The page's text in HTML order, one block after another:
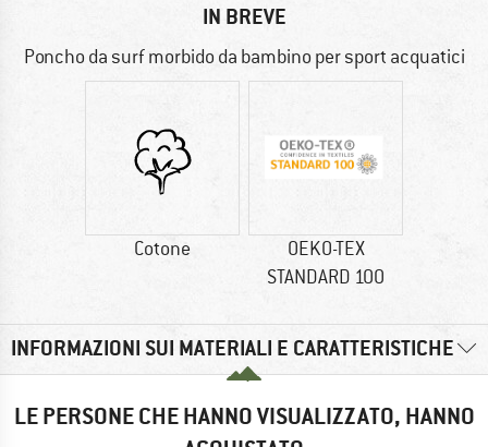
IN BREVE
Poncho da surf morbido da bambino per sport acquatici
Cotone
OEKO-TEX
STANDARD 100
INFORMAZIONI SUI MATERIALI E CARATTERISTICHE
LE PERSONE CHE HANNO VISUALIZZATO, HANNO